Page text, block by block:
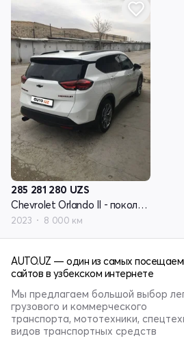
285 281 280 UZS
Chevrolet Orlando II - поколение
2023 8 000 км
AUTO.UZ — один из самых
сайтов в узбекском интернете
Мы предлагаем большой выбор
грузового и коммерческого
транспорта, мототехники,
видов транспортных средств